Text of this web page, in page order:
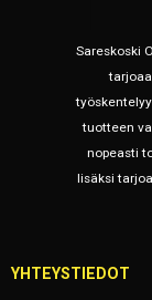
Sareskoski
tuotteen
nopeasti
lisäksi
YHTEYSTIEDOT